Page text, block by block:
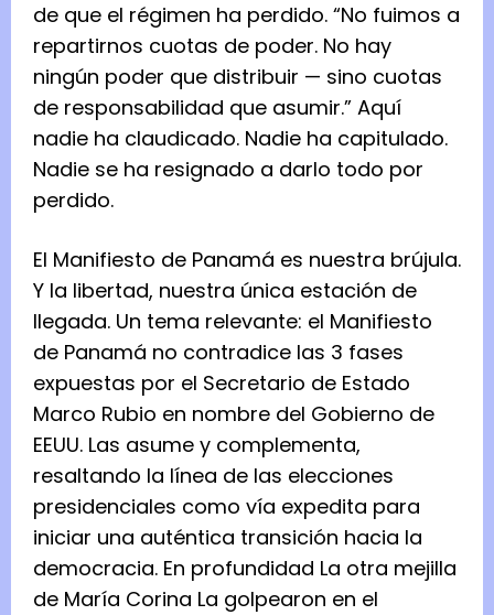
de que el régimen ha perdido. “No fuimos a
repartirnos cuotas de poder. No hay
ningún poder que distribuir — sino cuotas
de responsabilidad que asumir.” Aquí
nadie ha claudicado. Nadie ha capitulado.
Nadie se ha resignado a darlo todo por
perdido.
El Manifiesto de Panamá es nuestra brújula.
Y la libertad, nuestra única estación de
llegada. Un tema relevante: el Manifiesto
de Panamá no contradice las 3 fases
expuestas por el Secretario de Estado
Marco Rubio en nombre del Gobierno de
EEUU. Las asume y complementa,
resaltando la línea de las elecciones
presidenciales como vía expedita para
iniciar una auténtica transición hacia la
democracia. En profundidad La otra mejilla
de María Corina La golpearon en el